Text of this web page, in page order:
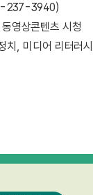
237-3940)
영상콘텐츠 시청
, 미디어 리터러시